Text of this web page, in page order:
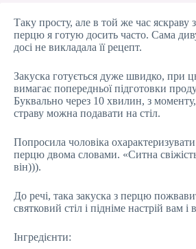
Таку просту, але в той же час яскраву
перцю я готую досить часто. Сама
досі не викладала її рецепт.
Закуска готується дуже швидко, при
вимагає попередньої підготовки
Буквально через 10 хвилин, з
страву можна подавати на стіл.
Попросила чоловіка
перцю двома словами. «Ситна
він))).
До речі, така закуска з перцю
святковий стіл і підніме настрій вам
Інгредієнти: